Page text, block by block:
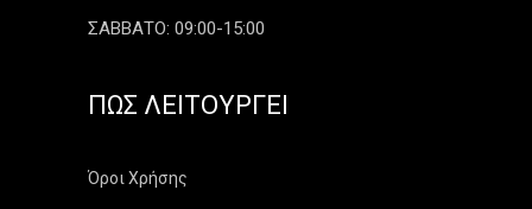
ΣΑΒΒΑΤΟ: 09:00-15:00
ΠΏΣ ΛΕΙΤΟΥΡΓΕΊ
Όροι Χρήσης